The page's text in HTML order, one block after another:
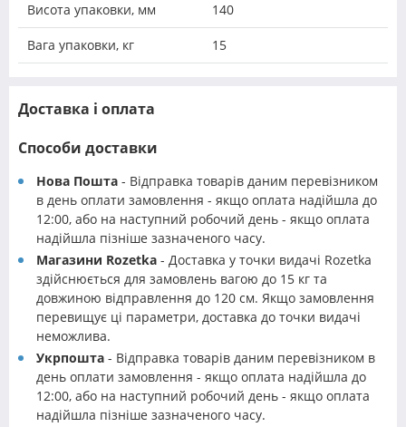
Висота упаковки, мм 140
Вага упаковки, кг 15
Доставка і оплата
Способи доставки
Нова Пошта - Відправка товарів даним перевізником
в день оплати замовлення - якщо оплата надійшла до
12:00, або на наступний робочий день - якщо оплата
надійшла пізніше зазначеного часу.
Магазини Rozetka - Доставка у точки видачі Rozetka
здійснюється для замовлень вагою до 15 кг та
довжиною відправлення до 120 см. Якщо замовлення
перевищує ці параметри, доставка до точки видачі
неможлива.
Укрпошта - Відправка товарів даним перевізником в
день оплати замовлення - якщо оплата надійшла до
12:00, або на наступний робочий день - якщо оплата
надійшла пізніше зазначеного часу.